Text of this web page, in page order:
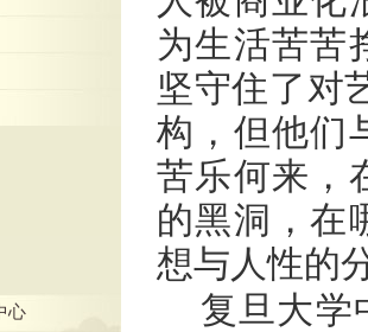
心
为生活苦苦
坚守住了对
构，但他们
苦乐何来，
的黑洞，在
想与人性的
复旦大学